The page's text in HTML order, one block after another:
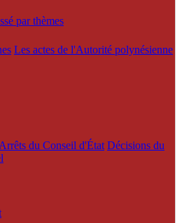
par thèmes
Les actes de l'Autorité polynésienne
Arrêts du Conseil d'État Décisions du